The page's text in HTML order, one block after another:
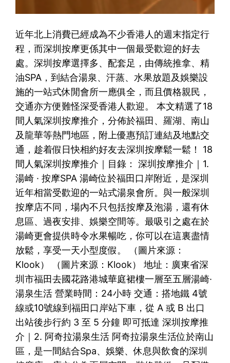
近年北上消費已經成為不少香港人的週末指定行
程，而深圳按摩更係其中一個最受歡迎的好去
處。深圳按摩選擇多、配套足，由傳統推拿、精
油SPA，到結合湯泉、汗蒸、水果放題及娛樂設
施的一站式休閒會所一應俱全，而且價格親民，
交通亦方便難怪深受香港人歡迎。 本文精選了18
間人氣深圳按摩推介，分佈於福田、羅湖、南山
及龍華等熱門地區，附上優惠預訂連結及地點交
通，趁着假日快相約好友去深圳按摩鬆一鬆！ 18
間人氣深圳按摩推介｜目錄： 深圳按摩推介｜1.
湯崎 · 按摩SPA 湯崎位於福田口岸附近，是深圳
近年相當受歡迎的一站式湯泉會所。與一般深圳
按摩店不同，場內不只包括按摩及泡湯，還有休
息區、過夜安排、娛樂空間等。最吸引之處在於
湯崎更會提供時令水果暢吃，你可以在這裏盡情
放鬆，享受一天小型度假。 （圖片來源：
Klook） （圖片來源：Klook） 地址：廣東省深
圳市福田去國花路港城華庭裙樓一層至五層湯崎·
湯泉生活 營業時間：24小時 交通：搭地鐵 4號
線或10號線到福田口岸站下車，從 A 或 B 出口
出站後步行約 3 至 5 分鐘 即可抵達 深圳按摩推
介｜2. 阿奇拉湯泉生活 阿奇拉湯泉生活位於南山
區，是一間結合Spa、娛樂、休息與飲食的深圳